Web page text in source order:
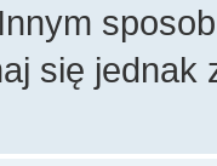
się jednak